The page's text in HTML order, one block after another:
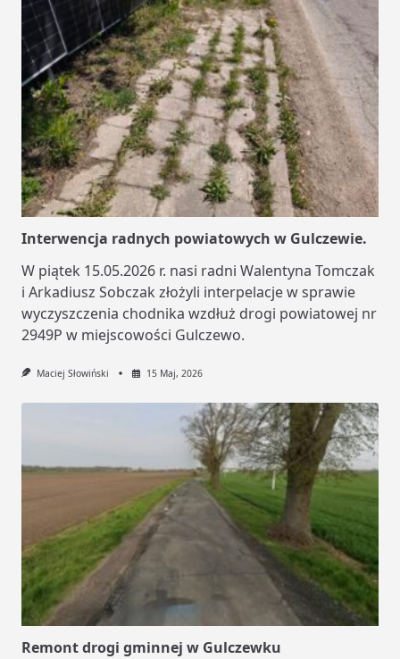
Interwencja radnych powiatowych w Gulczewie.
W piątek 15.05.2026 r. nasi radni Walentyna Tomczak
i Arkadiusz Sobczak złożyli interpelacje w sprawie
wyczyszczenia chodnika wzdłuż drogi powiatowej nr
2949P w miejscowości Gulczewo.
Maciej Słowiński 15 Maj, 2026
Remont drogi gminnej w Gulczewku